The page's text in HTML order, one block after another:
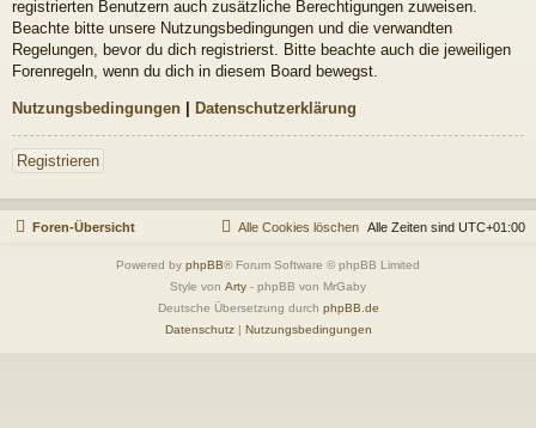
registrierten Benutzern auch zusätzliche Berechtigungen zuweisen.
Beachte bitte unsere Nutzungsbedingungen und die verwandten
Regelungen, bevor du dich registrierst. Bitte beachte auch die jeweiligen
Forenregeln, wenn du dich in diesem Board bewegst.
Nutzungsbedingungen | Datenschutzerklärung
Registrieren
Foren-Übersicht Alle Zeiten sind UTC+01:00
Alle Cookies löschen
Powered by phpBB® Forum Software © phpBB Limited
Style von Arty - phpBB von MrGaby
Deutsche Übersetzung durch phpBB.de
Datenschutz| Nutzungsbedingungen